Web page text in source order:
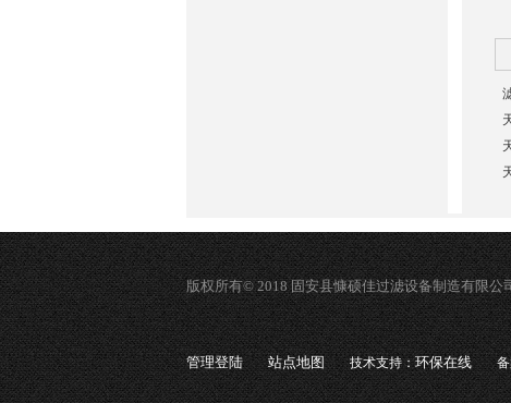
版权所有© 2018 固安县慷硕佳过滤设备制造有限公
管理登陆 站点地图 技术支持：环保在线 备